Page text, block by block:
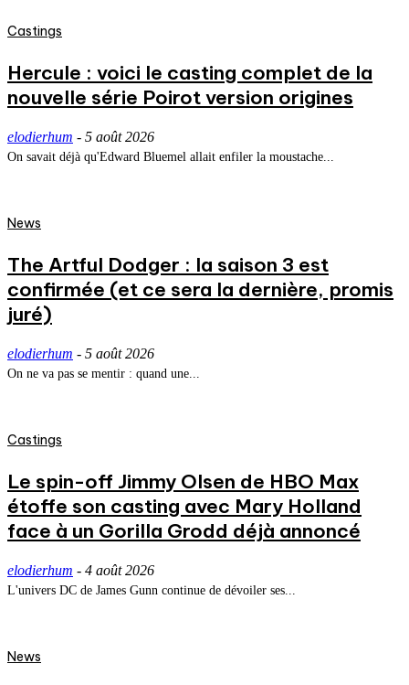
Castings
Hercule : voici le casting complet de la
nouvelle série Poirot version origines
elodierhum - 5 août 2026
On savait déjà qu'Edward Bluemel allait enfiler la moustache...
News
The Artful Dodger : la saison 3 est
confirmée (et ce sera la dernière, promis
juré)
elodierhum - 5 août 2026
On ne va pas se mentir : quand une...
Castings
Le spin-off Jimmy Olsen de HBO Max
étoffe son casting avec Mary Holland
face à un Gorilla Grodd déjà annoncé
elodierhum - 4 août 2026
L'univers DC de James Gunn continue de dévoiler ses...
News